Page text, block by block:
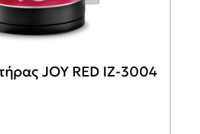
JOY RED ΙΖ-3004